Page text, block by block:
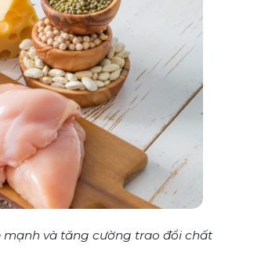
và tăng cường trao đổi chất